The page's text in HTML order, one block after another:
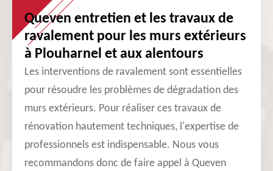
Queven entretien et les travaux de
ravalement pour les murs extérieurs
à Plouharnel et aux alentours
Les interventions de ravalement sont essentielles
pour résoudre les problèmes de dégradation des
murs extérieurs. Pour réaliser ces travaux de
rénovation hautement techniques, l'expertise de
professionnels est indispensable. Nous vous
recommandons donc de faire appel à Queven